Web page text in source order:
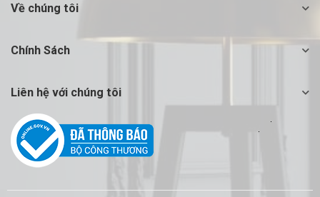
Về chúng tôi
Chính Sách
Liên hệ với chúng tôi